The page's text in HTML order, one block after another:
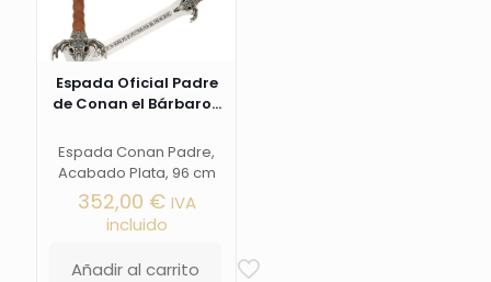
Espada Oficial Padre
de Conan el Bárbaro...
Espada Conan Padre,
Acabado Plata, 96 cm
352,00 € IVA
incluido
Añadir al carrito